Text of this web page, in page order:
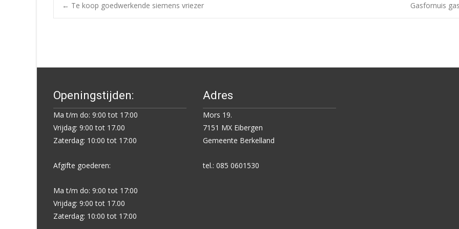
Post
← Te koop goedwerkende siemens vriezer Gasfornuis
Openingstijden:
Ma t/m do: 9:00 tot 17:00
Vrijdag: 9:00 tot 17.00
Zaterdag: 10:00 tot 17:00
Afgifte goederen:
Ma t/m do: 9:00 tot 17:00
Vrijdag: 9:00 tot 17.00
Zaterdag: 10:00 tot 17:00
Adres
Mors 19.
7151 MX Eibergen
Gemeente Berkelland
tel.: 085 0601530